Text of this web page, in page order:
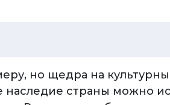
но щедра на
страны можно